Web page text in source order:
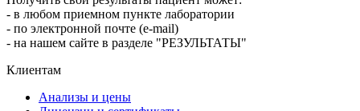
- в любом приемном пункте лаборатории
- по электронной почте (e-mail)
- на нашем сайте в разделе "РЕЗУЛЬТАТЫ"
Клиентам
Анализы и цены